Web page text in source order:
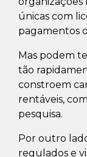
únicas com
pagamentos
Mas podem
tão
constroem
rentáveis,
pesquisa.
Por outro
regulados e